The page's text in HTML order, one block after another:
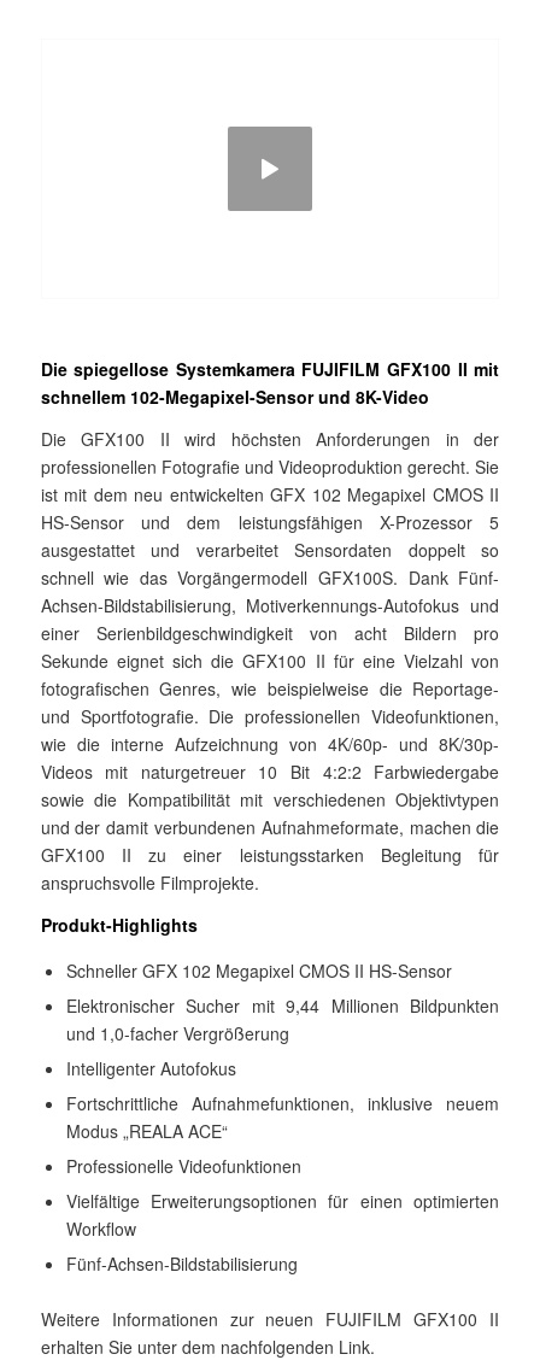
Die spiegellose Systemkamera FUJIFILM GFX100 II mit
schnellem 102-Megapixel-Sensor und 8K-Video
Die GFX100 II wird höchsten Anforderungen in der
professionellen Fotografie und Videoproduktion gerecht. Sie
ist mit dem neu entwickelten GFX 102 Megapixel CMOS II
HS-Sensor und dem leistungsfähigen X-Prozessor 5
ausgestattet und verarbeitet Sensordaten doppelt so
schnell wie das Vorgängermodell GFX100S. Dank Fünf-
Achsen-Bildstabilisierung, Motiverkennungs-Autofokus und
einer Serienbildgeschwindigkeit von acht Bildern pro
Sekunde eignet sich die GFX100 II für eine Vielzahl von
fotografischen Genres, wie beispielweise die Reportage-
und Sportfotografie. Die professionellen Videofunktionen,
wie die interne Aufzeichnung von 4K/60p- und 8K/30p-
Videos mit naturgetreuer 10 Bit 4:2:2 Farbwiedergabe
sowie die Kompatibilität mit verschiedenen Objektivtypen
und der damit verbundenen Aufnahmeformate, machen die
GFX100 II zu einer leistungsstarken Begleitung für
anspruchsvolle Filmprojekte.
Produkt-Highlights
Schneller GFX 102 Megapixel CMOS II HS-Sensor
Elektronischer Sucher mit 9,44 Millionen Bildpunkten
und 1,0-facher Vergrößerung
Intelligenter Autofokus
Fortschrittliche Aufnahmefunktionen, inklusive neuem
Modus „REALA ACE“
Professionelle Videofunktionen
Vielfältige Erweiterungsoptionen für einen optimierten
Workflow
Fünf-Achsen-Bildstabilisierung
Weitere Informationen zur neuen FUJIFILM GFX100 II
erhalten Sie unter dem nachfolgenden Link.